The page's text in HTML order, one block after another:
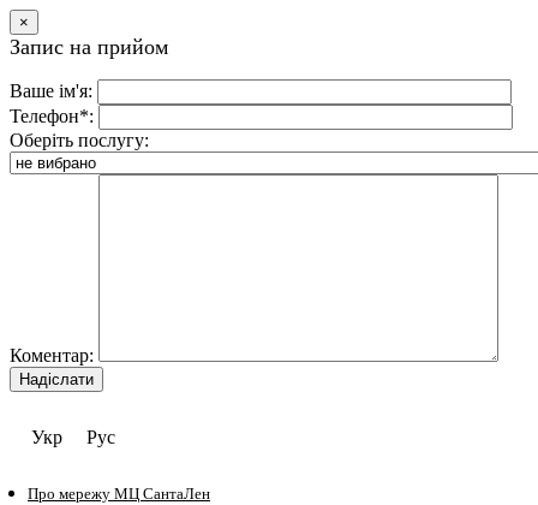
×
Запис на прийом
Ваше ім'я:
Телефон*:
Оберіть послугу:
Коментар:
Укр Рус
Про мережу МЦ СантаЛен